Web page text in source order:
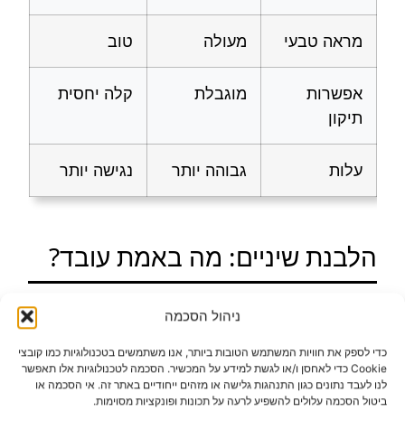
ניהול הסכמה
כדי לספק את חוויות המשתמש הטובות ביותר, אנו משתמשים בטכנולוגיות כמו קובצי
Cookie כדי לאחסן ו/או לגשת למידע על המכשיר. הסכמה לטכנולוגיות אלו תאפשר
לנו לעבד נתונים כגון התנהגות גלישה או מזהים ייחודיים באתר זה. אי הסכמה או
ביטול הסכמה עלולים להשפיע לרעה על תכונות ופונקציות מסוימות.
מראה טבעי מעולה טוב
אפשרות
תיקון
מוגבלת קלה יחסית
עלות גבוהה יותר נגישה יותר
הלבנת שיניים: מה באמת עובד?
הלבנת שיניים היא אחד הטיפולים האסתטיים
הפופולריים ביותר, וזה לא במקרה. היא יחסית
פשוטה, לא פולשנית, ומאפשרת לראות
תוצאות מהירות. התהליך מבוסס על חומר